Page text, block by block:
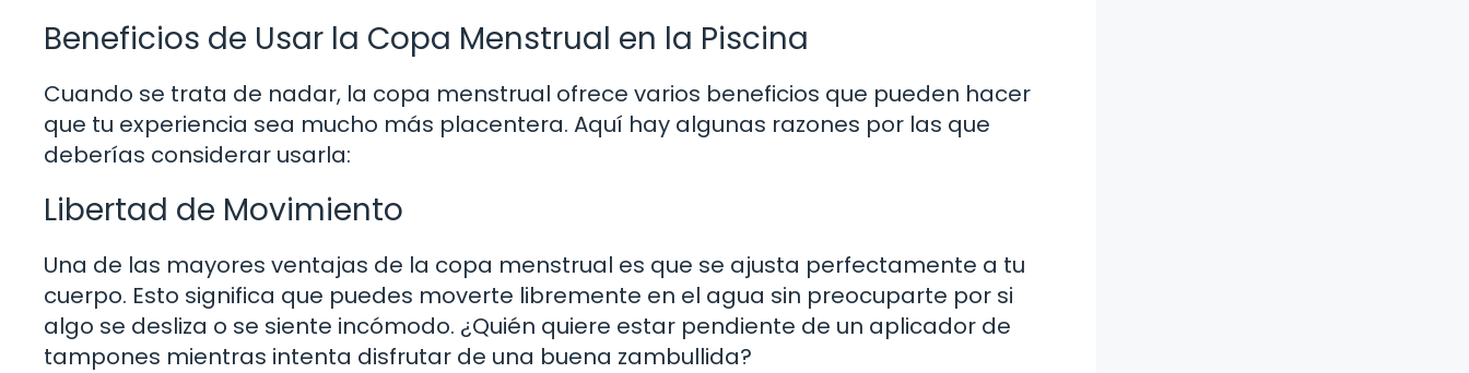
Beneficios de Usar la Copa Menstrual en la Piscina
Cuando se trata de nadar, la copa menstrual ofrece varios beneficios que pueden hacer
que tu experiencia sea mucho más placentera. Aquí hay algunas razones por las que
deberías considerar usarla:
Libertad de Movimiento
Una de las mayores ventajas de la copa menstrual es que se ajusta perfectamente a tu
cuerpo. Esto significa que puedes moverte libremente en el agua sin preocuparte por si
algo se desliza o se siente incómodo. ¿Quién quiere estar pendiente de un aplicador de
tampones mientras intenta disfrutar de una buena zambullida?